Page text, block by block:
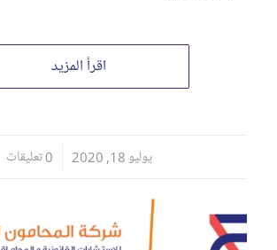
اقرأ المزيد
يوليو 18, 2020 / 0 تعليقات